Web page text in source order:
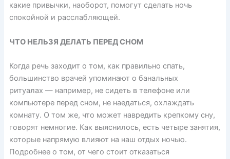
какие привычки, наоборот, помогут сделать ночь
спокойной и расслабляющей.
ЧТО НЕЛЬЗЯ ДЕЛАТЬ ПЕРЕД СНОМ
Когда речь заходит о том, как правильно спать,
большинство врачей упоминают о банальных
ритуалах — например, не сидеть в телефоне или
компьютере перед сном, не наедаться, охлаждать
комнату. О том же, что может навредить крепкому сну,
говорят немногие. Как выяснилось, есть четыре занятия,
которые напрямую влияют на наш отдых ночью.
Подробнее о том, от чего стоит отказаться